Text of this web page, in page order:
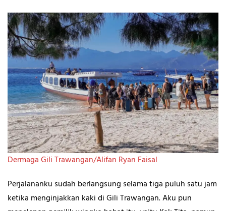
Dermaga Gili Trawangan/Alifan Ryan Faisal
Perjalananku sudah berlangsung selama tiga puluh satu jam
ketika menginjakkan kaki di Gili Trawangan. Aku pun